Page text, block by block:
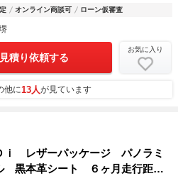
オンライン商談可 ローン仮審査
積り依頼する
お気に入り
他に13人が見ています
レザーパッケージ パノラミ
黒本革シート ６ヶ月走行距離